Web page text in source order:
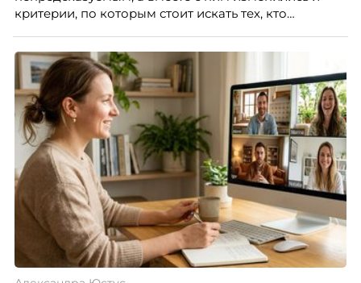
критерии, по которым стоит искать тех, кто
«свадебного генерала», почему стандартные
системы оценки часто упускают самых талантливых
людей и как выявить лидерский потенциал ещё до
того, как он проявится в цифрах KPI, рассказывает
Тимур Соколов, ключевой эксперт по
стратегическому развитию и формированию
культуры лидерства в организациях.